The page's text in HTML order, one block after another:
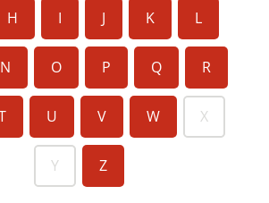
H I J K L
N O P Q R
U V W X
Y Z